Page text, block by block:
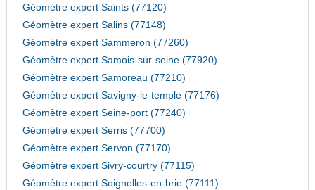
Géomètre expert Saints (77120)
Géomètre expert Salins (77148)
Géomètre expert Sammeron (77260)
Géomètre expert Samois-sur-seine (77920)
Géomètre expert Samoreau (77210)
Géomètre expert Savigny-le-temple (77176)
Géomètre expert Seine-port (77240)
Géomètre expert Serris (77700)
Géomètre expert Servon (77170)
Géomètre expert Sivry-courtry (77115)
Géomètre expert Soignolles-en-brie (77111)